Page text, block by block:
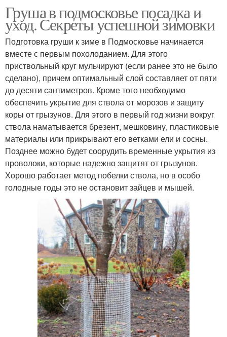
Груша в подмосковье посадка и
уход. Секреты успешной зимовки
Подготовка груши к зиме в Подмосковье начинается
вместе с первым похолоданием. Для этого
приствольный круг мульчируют (если ранее это не было
сделано), причем оптимальный слой составляет от пяти
до десяти сантиметров. Кроме того необходимо
обеспечить укрытие для ствола от морозов и защиту
коры от грызунов. Для этого в первый год жизни вокруг
ствола наматывается брезент, мешковину, пластиковые
материалы или прикрывают его ветками ели и сосны.
Позднее можно будет соорудить временные укрытия из
проволоки, которые надежно защитят от грызунов.
Хорошо работает метод побелки ствола, но в особо
голодные годы это не остановит зайцев и мышей.